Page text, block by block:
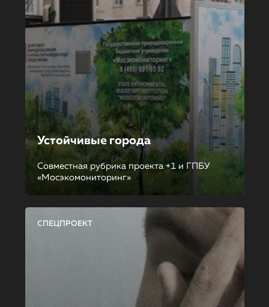
Устойчивые города
Совместная рубрика проекта +1 и ГПБУ
«Мосэкомониторинг»
СПЕЦПРОЕКТ